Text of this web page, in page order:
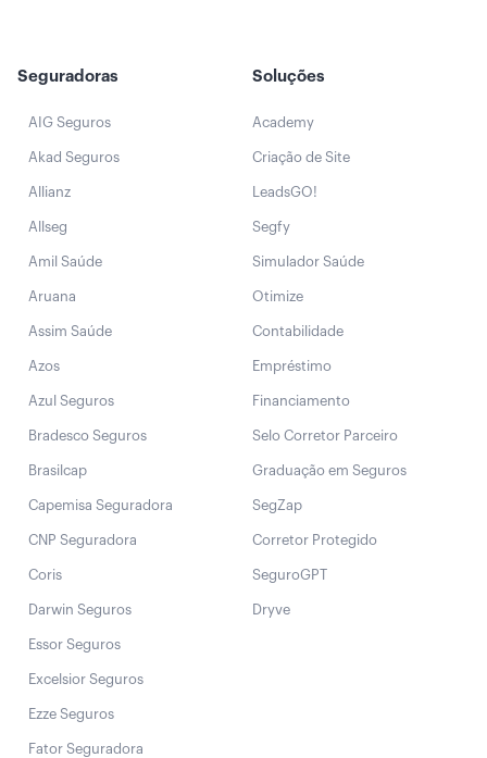
Seguradoras
AIG Seguros
Akad Seguros
Allianz
Allseg
Amil Saúde
Aruana
Assim Saúde
Azos
Azul Seguros
Bradesco Seguros
Brasilcap
Capemisa Seguradora
CNP Seguradora
Coris
Darwin Seguros
Essor Seguros
Excelsior Seguros
Ezze Seguros
Fator Seguradora
Soluções
Academy
Criação de Site
LeadsGO!
Segfy
Simulador Saúde
Otimize
Contabilidade
Empréstimo
Financiamento
Selo Corretor Parceiro
Graduação em Seguros
SegZap
Corretor Protegido
SeguroGPT
Dryve